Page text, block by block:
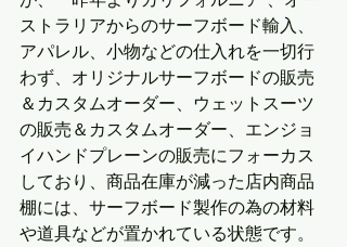
ストラリアからのサーフボード輸入、
アパレル、小物などの仕入れを一切行
わず、オリジナルサーフボードの販売
＆カスタムオーダー、ウェットスーツ
の販売＆カスタムオーダー、エンジョ
イハンドプレーンの販売にフォーカス
しており、商品在庫が減った店内商品
棚には、サーフボード製作の為の材料
や道具などが置かれている状態です。